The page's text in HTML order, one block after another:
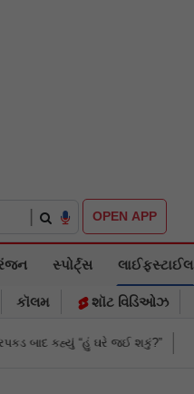
OPEN APP
સ્પોર્ટ્સ લાઈફસ્ટાઈલ
કૉલમ શૉટ વિડિઓઝ
નથી...’: IIT દિલ્હીમાં